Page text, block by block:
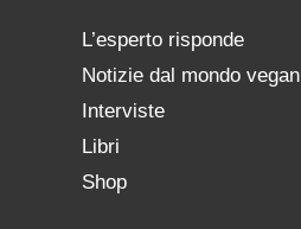
L’esperto risponde
Notizie dal mondo vegan
Interviste
Libri
Shop